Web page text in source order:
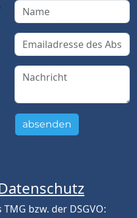
absenden
bzw. der DSGVO: